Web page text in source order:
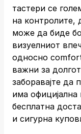
тастери се
на контролите,
може да биде
визуелниот
односно
важни за
заборавајте да
има официјална
бесплатна
и сигурна